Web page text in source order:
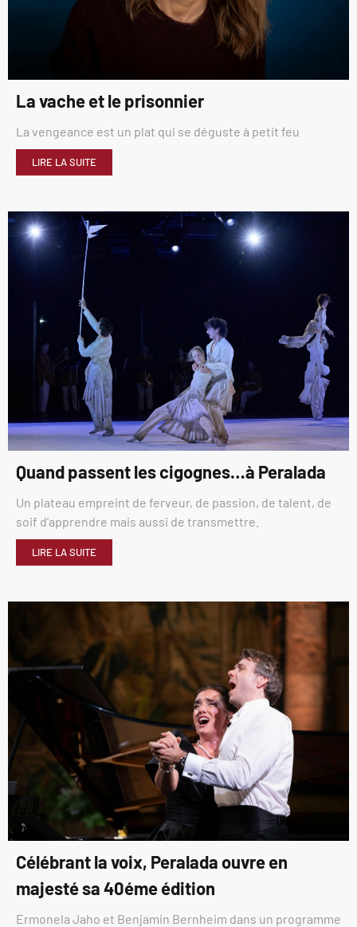
La vache et le prisonnier
La vengeance est un plat qui se déguste à petit feu
LIRE LA SUITE
Quand passent les cigognes…à Peralada
Un plateau empreint de ferveur, de passion, de talent, de
soif d’apprendre mais aussi de transmettre.
LIRE LA SUITE
Célébrant la voix, Peralada ouvre en
majesté sa 40éme édition
Ermonela Jaho et Benjamin Bernheim dans un programme